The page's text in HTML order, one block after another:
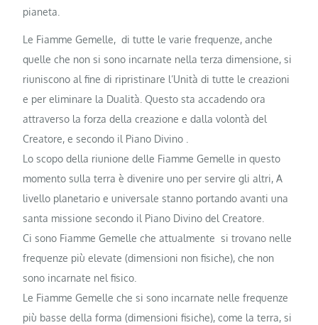
pianeta.
Le Fiamme Gemelle, di tutte le varie frequenze, anche
quelle che non si sono incarnate nella terza dimensione, si
riuniscono al fine di ripristinare l’Unità di tutte le creazioni
e per eliminare la Dualità. Questo sta accadendo ora
attraverso la forza della creazione e dalla volontà del
Creatore, e secondo il Piano Divino .
Lo scopo della riunione delle Fiamme Gemelle in questo
momento sulla terra è divenire uno per servire gli altri, A
livello planetario e universale stanno portando avanti una
santa missione secondo il Piano Divino del Creatore.
Ci sono Fiamme Gemelle che attualmente si trovano nelle
frequenze più elevate (dimensioni non fisiche), che non
sono incarnate nel fisico.
Le Fiamme Gemelle che si sono incarnate nelle frequenze
più basse della forma (dimensioni fisiche), come la terra, si